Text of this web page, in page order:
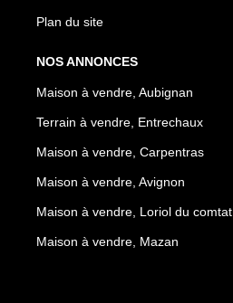
Plan du site
NOS ANNONCES
Maison à vendre, Aubignan
Terrain à vendre, Entrechaux
Maison à vendre, Carpentras
Maison à vendre, Avignon
Maison à vendre, Loriol du comtat
Maison à vendre, Mazan